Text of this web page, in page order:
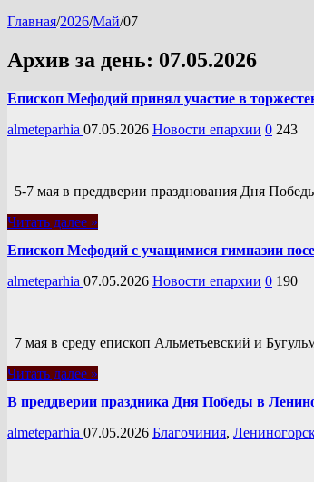
Главная/2026/Май/07
Архив за день: 07.05.2026
Епископ Мефодий принял участие в
almeteparhia 07.05.2026 Новости епархии 0 243
5-7 мая в преддверии празднования Дня
Читать далее »
Епископ Мефодий с учащимися гимназии
almeteparhia 07.05.2026 Новости епархии 0 190
7 мая в среду епископ Альметьевский и
Читать далее »
В преддверии праздника Дня Победы в
almeteparhia 07.05.2026 Благочиния,